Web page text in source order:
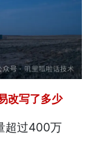
改写了多少
超过400万